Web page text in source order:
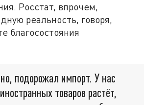
Росстат, впрочем,
реальность, говоря,
благосостояния
подорожал импорт. У нас
товаров растёт,